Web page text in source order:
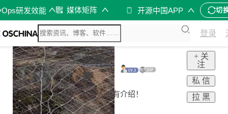
研发效能 媒体矩阵 开源中国APP 切
登录
北漂一
族
这个人没有介绍！
+ 关
注
私 信
拉 黑